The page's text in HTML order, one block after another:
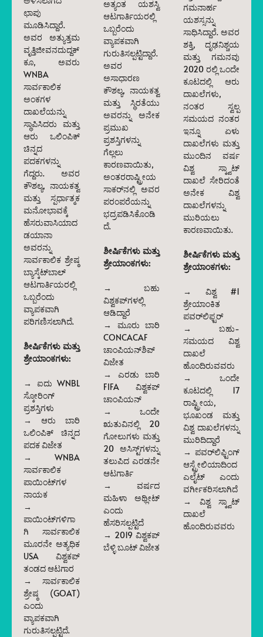
ಛಾಪು
ಮೂಡಿಸಿದ್ದಾರೆ.
ಅವರ ಅತ್ಯುತ್ತಮ
ವೃತ್ತಿಜೀವನದುದ್ದಕ್
ಕೂ, ಅವರು
WNBA
ಸಾರ್ವಕಾಲಿಕ
ಅಂಕಗಳ
ದಾಖಲೆಯನ್ನು
ಸ್ಥಾಪಿಸಿದರು ಮತ್ತು
ಆರು ಒಲಿಂಪಿಕ್
ಚಿನ್ನದ
ಪದಕಗಳನ್ನು
ಗೆದ್ದರು. ಅವರ
ಕೌಶಲ್ಯ, ನಾಯಕತ್ವ
ಮತ್ತು ಸ್ಪರ್ಧಾತ್ಮಕ
ಮನೋಭಾವಕ್ಕೆ
ಹೆಸರುವಾಸಿಯಾದ
ಡಯಾನಾ
ಅವರನ್ನು
ಸಾರ್ವಕಾಲಿಕ ಶ್ರೇಷ್ಠ
ಬ್ಯಾಸ್ಕೆಟ್‌ಬಾಲ್
ಆಟಗಾರ್ತಿಯರಲ್ಲಿ
ಒಬ್ಬರೆಂದು
ವ್ಯಾಪಕವಾಗಿ
ಪರಿಗಣಿಸಲಾಗಿದೆ.
ಶೀರ್ಷಿಕೆಗಳು ಮತ್ತು
ಶ್ರೇಯಾಂಕಗಳು:
→ ಐದು WNBL
ಸ್ಕೋರಿಂಗ್
ಪ್ರಶಸ್ತಿಗಳು
→ ಆರು ಬಾರಿ
ಒಲಿಂಪಿಕ್ ಚಿನ್ನದ
ಪದಕ ವಿಜೇತ
→ WNBA
ಸಾರ್ವಕಾಲಿಕ
ಪಾಯಿಂಟ್‌ಗಳ
ನಾಯಕ
→
ಪಾಯಿಂಟ್‌ಗಳಿಗಾ
ಗಿ ಸಾರ್ವಕಾಲಿಕ
ಮೂರನೇ ಅತ್ಯಧಿಕ
USA ವಿಶ್ವಕಪ್
ತಂಡದ ಆಟಗಾರ
→ ಸಾರ್ವಕಾಲಿಕ
ಶ್ರೇಷ್ಠ (GOAT)
ಎಂದು
ವ್ಯಾಪಕವಾಗಿ
ಗುರುತಿಸಲ್ಪಟ್ಟಿದೆ.
ಅತ್ಯಂತ ಯಶಸ್ವಿ
ಆಟಗಾರ್ತಿಯರಲ್ಲಿ
ಒಬ್ಬರೆಂದು
ವ್ಯಾಪಕವಾಗಿ
ಗುರುತಿಸಲ್ಪಟ್ಟಿದ್ದಾರೆ.
ಅವರ
ಅಸಾಧಾರಣ
ಕೌಶಲ್ಯ, ನಾಯಕತ್ವ
ಮತ್ತು ಸ್ಥಿರತೆಯು
ಅವರನ್ನು ಅನೇಕ
ಪ್ರಮುಖ
ಪ್ರಶಸ್ತಿಗಳನ್ನು
ಗೆಲ್ಲಲು
ಕಾರಣವಾಯಿತು,
ಅಂತರರಾಷ್ಟ್ರೀಯ
ಸಾಕರ್‌ನಲ್ಲಿ ಅವರ
ಪರಂಪರೆಯನ್ನು
ಭದ್ರಪಡಿಸಿಕೊಂಡಿ
ದೆ.
ಶೀರ್ಷಿಕೆಗಳು ಮತ್ತು
ಶ್ರೇಯಾಂಕಗಳು:
→ ಬಹು
ವಿಶ್ವಕಪ್‌ಗಳಲ್ಲಿ
ಆಡಿದ್ದಾರೆ
→ ಮೂರು ಬಾರಿ
CONCACAF
ಚಾಂಪಿಯನ್‌ಶಿಪ್
ವಿಜೇತ
→ ಎರಡು ಬಾರಿ
FIFA ವಿಶ್ವಕಪ್
ಚಾಂಪಿಯನ್
→ ಒಂದೇ
ಋತುವಿನಲ್ಲಿ 20
ಗೋಲುಗಳು ಮತ್ತು
20 ಅಸಿಸ್ಟ್‌ಗಳನ್ನು
ತಲುಪಿದ ಎರಡನೇ
ಆಟಗಾರ್ತಿ
→ ವರ್ಷದ
ಮಹಿಳಾ ಅಥ್ಲೀಟ್
ಎಂದು
ಹೆಸರಿಸಲ್ಪಟ್ಟಿದೆ
→ 2019 ವಿಶ್ವಕಪ್
ಬೆಳ್ಳಿ ಬೂಟ್ ವಿಜೇತ
ಗಮನಾರ್ಹ
ಯಶಸ್ಸನ್ನು
ಸಾಧಿಸಿದ್ದಾರೆ. ಅವರ
ಶಕ್ತಿ, ದೃಢನಿಶ್ಚಯ
ಮತ್ತು ಗಮನವು
2020 ರಲ್ಲಿ ಒಂದೇ
ಕೂಟದಲ್ಲಿ ಆರು
ದಾಖಲೆಗಳು,
ನಂತರ ಸ್ವಲ್ಪ
ಸಮಯದ ನಂತರ
ಇನ್ನೂ ಏಳು
ದಾಖಲೆಗಳು ಮತ್ತು
ಮುಂದಿನ ವರ್ಷ
ವಿಶ್ವ ಸ್ಕ್ವಾಟ್
ದಾಖಲೆ ಸೇರಿದಂತೆ
ಅನೇಕ ವಿಶ್ವ
ದಾಖಲೆಗಳನ್ನು
ಮುರಿಯಲು
ಕಾರಣವಾಯಿತು.
ಶೀರ್ಷಿಕೆಗಳು ಮತ್ತು
ಶ್ರೇಯಾಂಕಗಳು:
→ ವಿಶ್ವ #1
ಶ್ರೇಯಾಂಕಿತ
ಪವರ್‌ಲಿಫ್ಟರ್
→ ಬಹು-
ಸಮಯದ ವಿಶ್ವ
ದಾಖಲೆ
ಹೊಂದಿರುವವರು
→ ಒಂದೇ
ಕೂಟದಲ್ಲಿ 17
ರಾಷ್ಟ್ರೀಯ,
ಭೂಖಂಡ ಮತ್ತು
ವಿಶ್ವ ದಾಖಲೆಗಳನ್ನು
ಮುರಿದಿದ್ದಾರೆ
→ ಪವರ್‌ಲಿಫ್ಟಿಂಗ್
ಆಸ್ಟ್ರೇಲಿಯಾದಿಂದ
ಎಲೈಟ್ ಎಂದು
ವರ್ಗೀಕರಿಸಲಾಗಿದೆ
→ ವಿಶ್ವ ಸ್ಕ್ವಾಟ್
ದಾಖಲೆ
ಹೊಂದಿರುವವರು